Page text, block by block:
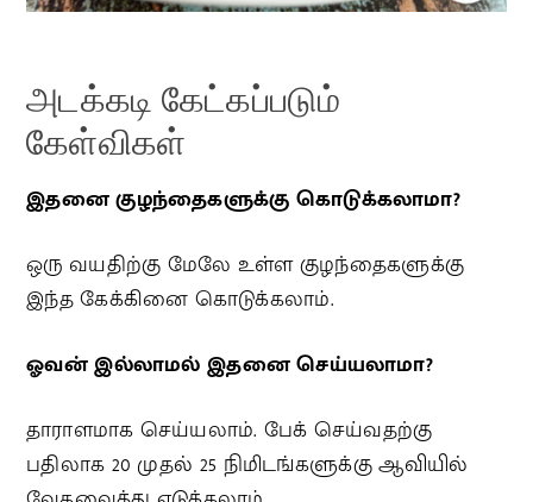
அடக்கடி கேட்கப்படும்
கேள்விகள்
இதனை குழந்தைகளுக்கு கொடுக்கலாமா?
ஒரு வயதிற்கு மேலே உள்ள குழந்தைகளுக்கு
இந்த கேக்கினை கொடுக்கலாம்.
ஓவன் இல்லாமல் இதனை செய்யலாமா?
தாராளமாக செய்யலாம். பேக் செய்வதற்கு
பதிலாக 20 முதல் 25 நிமிடங்களுக்கு ஆவியில்